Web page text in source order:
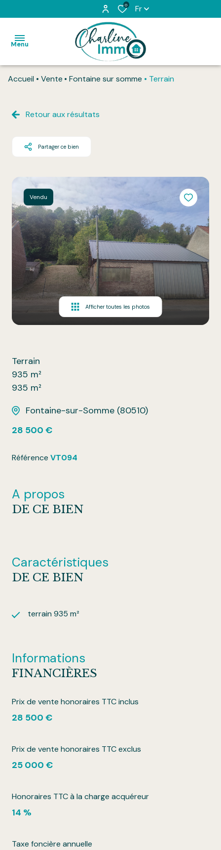
0 Fr
Menu
Acheter
L'équipe
Vendu
Honoraires
Contact
Accueil Vente Fontaine sur somme Terrain
Retour aux résultats
Partager ce bien
Vendu
Afficher toutes les photos
Terrain
935 m²
935 m²
Fontaine-sur-Somme (80510)
28 500 €
Référence VT094
A propos
DE CE BIEN
Caractéristiques
DE CE BIEN
terrain 935 m²
Informations
FINANCIÈRES
Prix de vente honoraires TTC inclus
28 500 €
Prix de vente honoraires TTC exclus
25 000 €
Honoraires TTC à la charge acquéreur
14 %
Taxe foncière annuelle